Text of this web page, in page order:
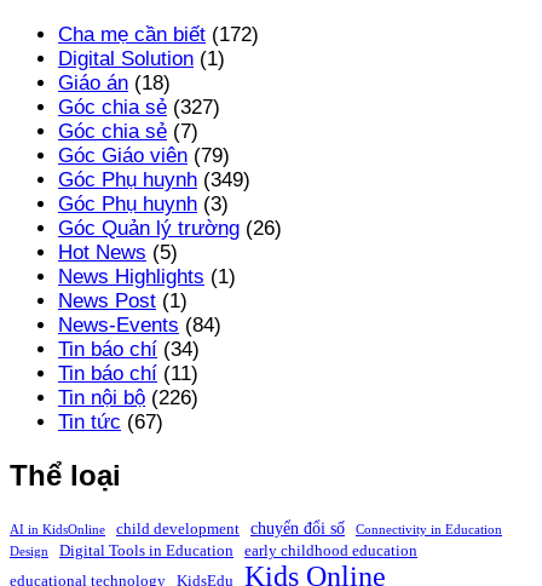
Cha mẹ cần biết (172)
Digital Solution (1)
Giáo án (18)
Góc chia sẻ (327)
Góc chia sẻ (7)
Góc Giáo viên (79)
Góc Phụ huynh (349)
Góc Phụ huynh (3)
Góc Quản lý trường (26)
Hot News (5)
News Highlights (1)
News Post (1)
News-Events (84)
Tin báo chí (34)
Tin báo chí (11)
Tin nội bộ (226)
Tin tức (67)
Thể loại
AI in KidsOnline child development chuyển đổi số
Connectivity in Education
Design
Digital Tools in Education
early childhood education
educational technology
KidsEdu Kids Online